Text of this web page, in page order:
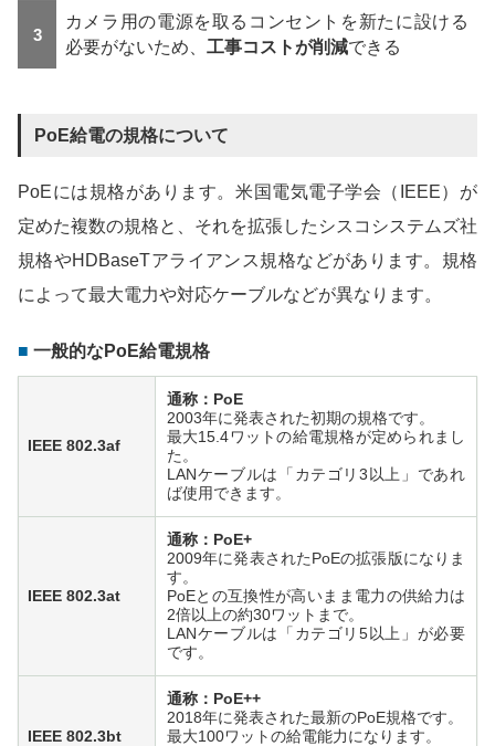
カメラ用の電源を取るコンセントを新たに設ける
必要がないため、 工事コストが削減できる
PoE給電の規格について
PoEには規格があります。米国電気電子学会（IEEE）が
定めた複数の規格と、それを拡張したシスコシステムズ社
規格やHDBaseTアライアンス規格などがあります。規格
によって最大電力や対応ケーブルなどが異なります。
一般的なPoE給電規格
IEEE 802.3af
通称：PoE
2003年に発表された初期の規格です。
最大15.4ワットの給電規格が定められまし
た。
LANケーブルは「カテゴリ3以上」であれ
ば使用できます。
IEEE 802.3at
通称：PoE+
2009年に発表されたPoEの拡張版になりま
す。
PoEとの互換性が高いまま電力の供給力は
2倍以上の約30ワットまで。
LANケーブルは「カテゴリ5以上」が必要
です。
IEEE 802.3bt
通称：PoE++
2018年に発表された最新のPoE規格です。
最大100ワットの給電能力になります。